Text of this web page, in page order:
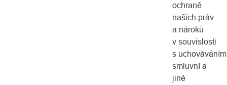
ochraně
našich práv
a nároků
v souvislosti
s uchováváním
smluvní a
jiné